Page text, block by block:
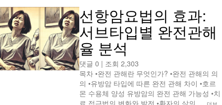
선항암요법의 효과:
서브타입별 완전관해
율 분석
댓글 0 | 조회 2,303
목차 •완전 관해란 무엇인가? •완전 관해의 의
의 •유방암 타입에 따른 완전 관해 차이 •호르
몬 수용체 양성 유방암의 완전 관해 가능성 •치
료 접근법의 변화와 발전 •환자의 삶의 …